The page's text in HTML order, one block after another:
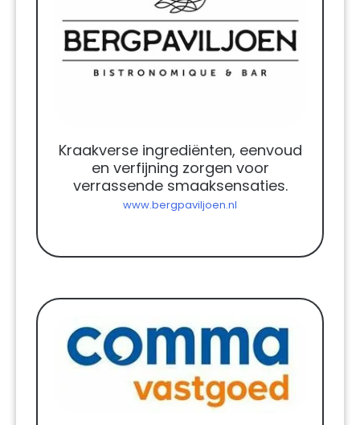
Kraakverse ingrediënten, eenvoud
en verfijning zorgen voor
verrassende smaaksensaties.
www.bergpaviljoen.nl